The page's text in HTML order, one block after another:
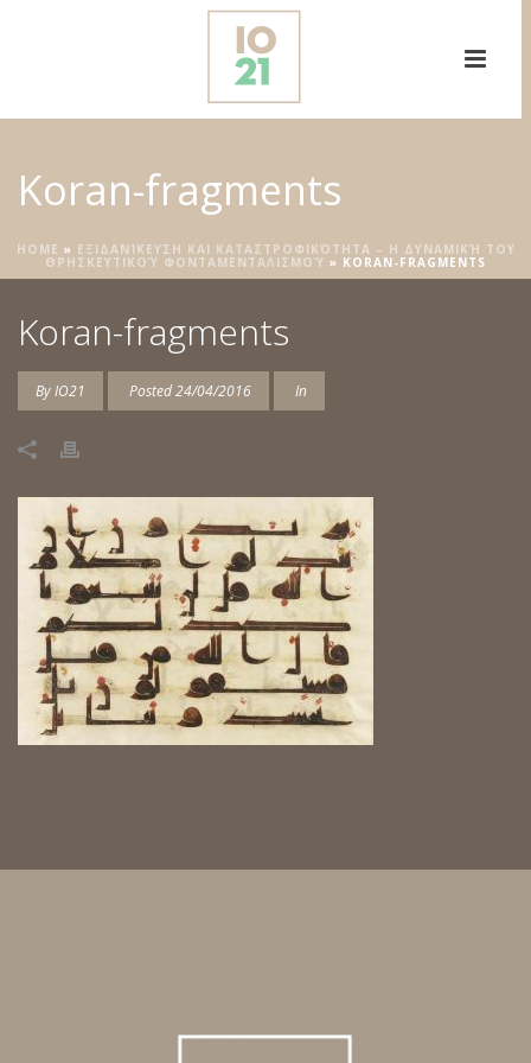
Koran-fragments
HOME » ΕΞΙΔΑΝΊΚΕΥΣΗ ΚΑΙ ΚΑΤΑΣΤΡΟΦΙΚΌΤΗΤΑ – Η ΔΥΝΑΜΙΚΉ ΤΟΥ
ΘΡΗΣΚΕΥΤΙΚΟΎ ΦΟΝΤΑΜΕΝΤΑΛΙΣΜΟΎ » KORAN-FRAGMENTS
Koran-fragments
ByIO21 Posted24/04/2016 In